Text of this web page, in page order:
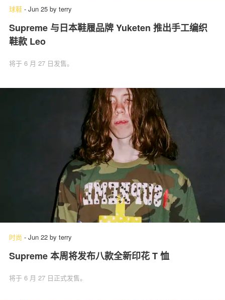
球鞋 - Jun 25 by terry
Supreme 与日本鞋履品牌 Yuketen 推出手工编织
鞋款 Leo
将于 6 月 27 日发售。
时尚 - Jun 22 by terry
Supreme 本周将发布八款全新印花 T 恤
将于 6 月 27 日正式发售。